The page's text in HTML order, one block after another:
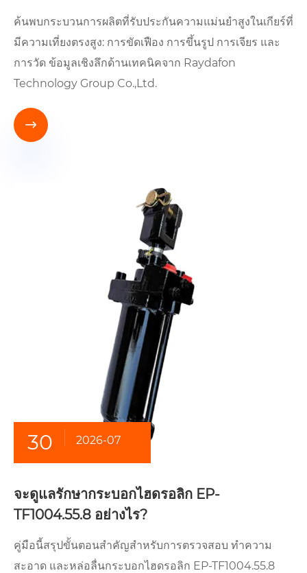
ค้นพบกระบวนการผลิตที่รับประกันความแม่นยำสูงในเกียร์ที่
มีความเที่ยงตรงสูง: การขัดเฟือง การขึ้นรูป การเจียร และ
การวัด ข้อมูลเชิงลึกด้านเทคนิคจาก Raydafon
Technology Group Co.,Ltd.

30 2026-07
จะดูแลรักษากระบอกไฮดรอลิก EP-
TF1004.55.8 อย่างไร?
คู่มือนี้สรุปขั้นตอนสำคัญสำหรับการตรวจสอบ ทำความ
สะอาด และหล่อลื่นกระบอกไฮดรอลิก EP-TF1004.55.8